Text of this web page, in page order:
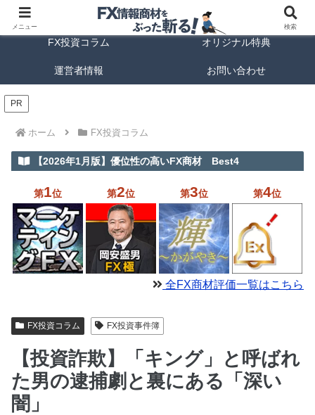
FX商材ランキング FX手法解説
FX投資コラム オリジナル特典
運営者情報 お問い合わせ
PR
ホーム FX投資コラム
【2026年1月版】優位性の高いFX商材 Best4
第1位 第2位 第3位 第4位
全FX商材評価一覧はこちら
FX投資コラム FX投資事件簿
【投資詐欺】「キング」と呼ばれ
た男の逮捕劇と裏にある「深い
闇」
メニュー 検索